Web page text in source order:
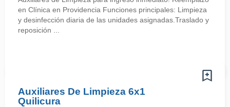
en Clínica en Providencia Funciones principales: Limpieza
y desinfección diaria de las unidades asignadas.Traslado y
reposición ...
Auxiliares De Limpieza 6x1
Quilicura